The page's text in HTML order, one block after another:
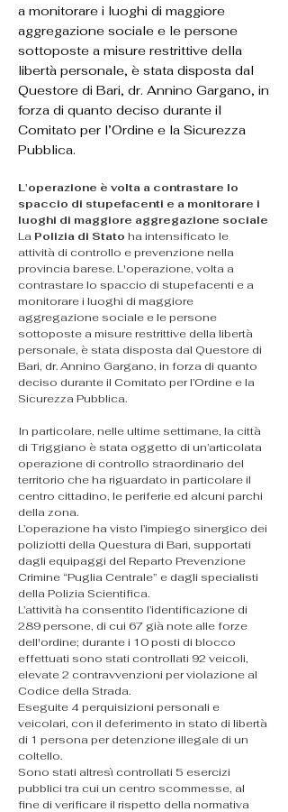
a monitorare i luoghi di maggiore
aggregazione sociale e le persone
sottoposte a misure restrittive della
libertà personale, è stata disposta dal
Questore di Bari, dr. Annino Gargano, in
forza di quanto deciso durante il
Comitato per l’Ordine e la Sicurezza
Pubblica.
L'operazione è volta a contrastare lo
spaccio di stupefacenti e a monitorare i
luoghi di maggiore aggregazione sociale
La Polizia di Stato ha intensificato le
attività di controllo e prevenzione nella
provincia barese. L'operazione, volta a
contrastare lo spaccio di stupefacenti e a
monitorare i luoghi di maggiore
aggregazione sociale e le persone
sottoposte a misure restrittive della libertà
personale, è stata disposta dal Questore di
Bari, dr. Annino Gargano, in forza di quanto
deciso durante il Comitato per l’Ordine e la
Sicurezza Pubblica.
In particolare, nelle ultime settimane, la città
di Triggiano è stata oggetto di un’articolata
operazione di controllo straordinario del
territorio che ha riguardato in particolare il
centro cittadino, le periferie ed alcuni parchi
della zona.
L’operazione ha visto l’impiego sinergico dei
poliziotti della Questura di Bari, supportati
dagli equipaggi del Reparto Prevenzione
Crimine “Puglia Centrale” e dagli specialisti
della Polizia Scientifica.
L’attività ha consentito l’identificazione di
289 persone, di cui 67 già note alle forze
dell'ordine; durante i 10 posti di blocco
effettuati sono stati controllati 92 veicoli,
elevate 2 contravvenzioni per violazione al
Codice della Strada.
Eseguite 4 perquisizioni personali e
veicolari, con il deferimento in stato di libertà
di 1 persona per detenzione illegale di un
coltello.
Sono stati altresì controllati 5 esercizi
pubblici tra cui un centro scommesse, al
fine di verificare il rispetto della normativa